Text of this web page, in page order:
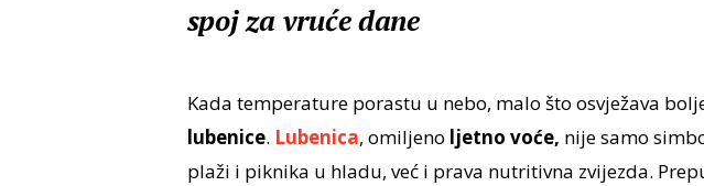
spoj za vruće dane
Kada temperature porastu u nebo, malo što osvježava
lubenice. Lubenica, omiljeno ljetno voće, nije samo
plaži i piknika u hladu, već i prava nutritivna zvijezda.